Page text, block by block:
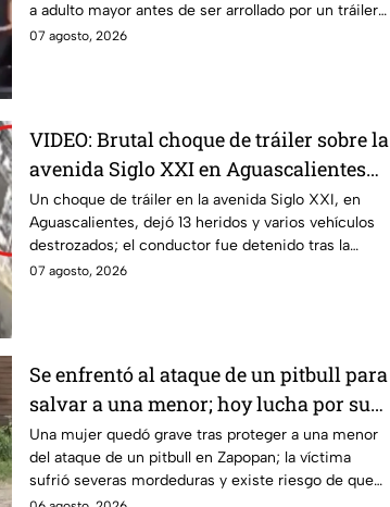
a adulto mayor antes de ser arrollado por un tráiler
en Monterrey.
07 agosto, 2026
VIDEO: Brutal choque de tráiler sobre la
avenida Siglo XXI en Aguascalientes
deja varios heridos y destrozos
Un choque de tráiler en la avenida Siglo XXI, en
Aguascalientes, dejó 13 heridos y varios vehículos
destrozados; el conductor fue detenido tras la
carambola.
07 agosto, 2026
Se enfrentó al ataque de un pitbull para
salvar a una menor; hoy lucha por su
vida en Zapopan
Una mujer quedó grave tras proteger a una menor
del ataque de un pitbull en Zapopan; la víctima
sufrió severas mordeduras y existe riesgo de que